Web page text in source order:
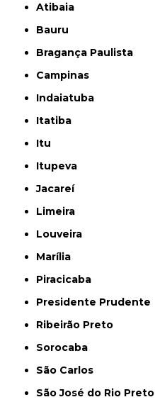
Atibaia
Bauru
Bragança Paulista
Campinas
Indaiatuba
Itatiba
Itu
Itupeva
Jacareí
Limeira
Louveira
Marília
Piracicaba
Presidente Prudente
Ribeirão Preto
Sorocaba
São Carlos
São José do Rio Preto